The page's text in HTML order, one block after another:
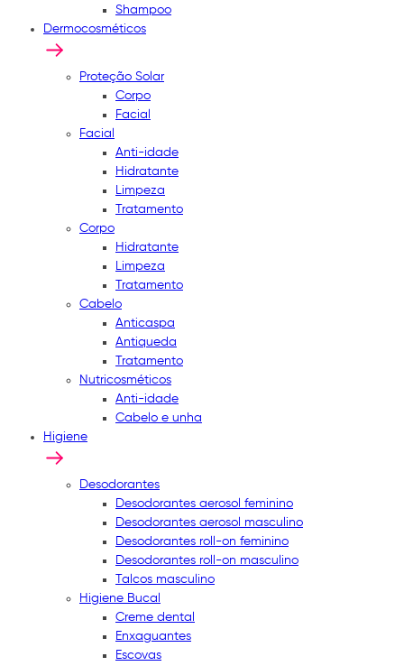
Shampoo
Dermocosméticos
Proteção Solar
Corpo
Facial
Facial
Anti-idade
Hidratante
Limpeza
Tratamento
Corpo
Hidratante
Limpeza
Tratamento
Cabelo
Anticaspa
Antiqueda
Tratamento
Nutricosméticos
Anti-idade
Cabelo e unha
Higiene
Desodorantes
Desodorantes aerosol feminino
Desodorantes aerosol masculino
Desodorantes roll-on feminino
Desodorantes roll-on masculino
Talcos masculino
Higiene Bucal
Creme dental
Enxaguantes
Escovas